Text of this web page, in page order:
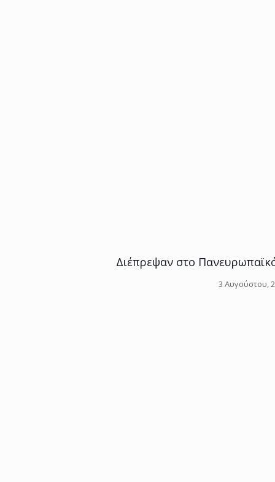
Διέπρεψαν στο
3 Αυγούστου,